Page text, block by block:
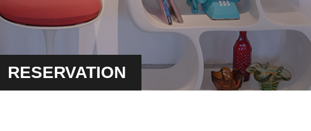
RESERVATION